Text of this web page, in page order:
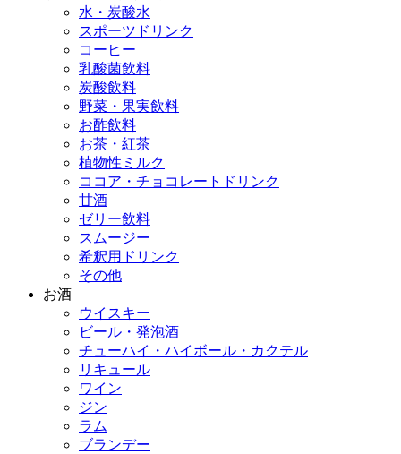
水・炭酸水
スポーツドリンク
コーヒー
乳酸菌飲料
炭酸飲料
野菜・果実飲料
お酢飲料
お茶・紅茶
植物性ミルク
ココア・チョコレートドリンク
甘酒
ゼリー飲料
スムージー
希釈用ドリンク
その他
お酒
ウイスキー
ビール・発泡酒
チューハイ・ハイボール・カクテル
リキュール
ワイン
ジン
ラム
ブランデー